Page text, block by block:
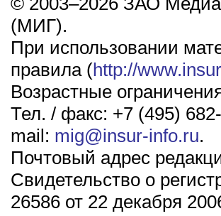
(МИГ).
При использовании
правила (http://
Возрастные
Тел. / факс: +7 (495)
mail: mig@insur-info.ru.
Почтовый адрес
Свидетельство о
26586 от 22 декабря